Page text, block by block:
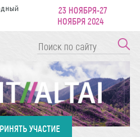
23 НОЯБРЯ-27
НОЯБРЯ 2024
УЧАСТИЕ